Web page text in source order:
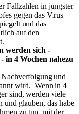
Fallzahlen in jüngster
gegen das Virus
und das
auf den
werden sich -
in 4 Wochen nahezu
und
wird. Wenn in 4
sind, werden viele
und glauben, das habe
zu tun, mit der